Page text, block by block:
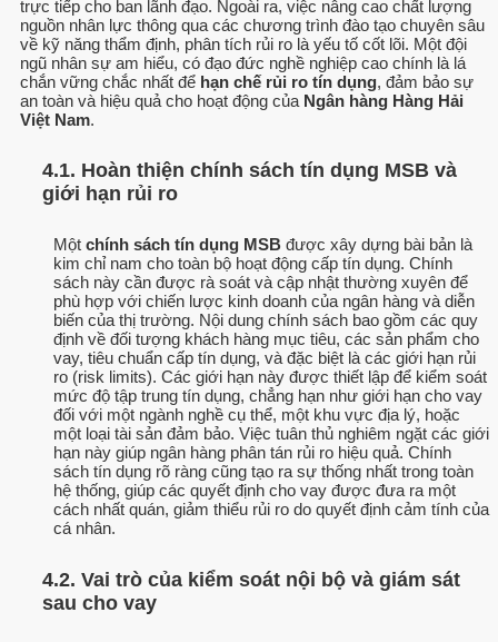
trực tiếp cho ban lãnh đạo. Ngoài ra, việc nâng cao chất lượng
nguồn nhân lực thông qua các chương trình đào tạo chuyên sâu
về kỹ năng thẩm định, phân tích rủi ro là yếu tố cốt lõi. Một đội
ngũ nhân sự am hiểu, có đạo đức nghề nghiệp cao chính là lá
chắn vững chắc nhất để hạn chế rủi ro tín dụng, đảm bảo sự
an toàn và hiệu quả cho hoạt động của Ngân hàng Hàng Hải
Việt Nam.
4.1. Hoàn thiện chính sách tín dụng MSB và
giới hạn rủi ro
Một chính sách tín dụng MSB được xây dựng bài bản là
kim chỉ nam cho toàn bộ hoạt động cấp tín dụng. Chính
sách này cần được rà soát và cập nhật thường xuyên để
phù hợp với chiến lược kinh doanh của ngân hàng và diễn
biến của thị trường. Nội dung chính sách bao gồm các quy
định về đối tượng khách hàng mục tiêu, các sản phẩm cho
vay, tiêu chuẩn cấp tín dụng, và đặc biệt là các giới hạn rủi
ro (risk limits). Các giới hạn này được thiết lập để kiểm soát
mức độ tập trung tín dụng, chẳng hạn như giới hạn cho vay
đối với một ngành nghề cụ thể, một khu vực địa lý, hoặc
một loại tài sản đảm bảo. Việc tuân thủ nghiêm ngặt các giới
hạn này giúp ngân hàng phân tán rủi ro hiệu quả. Chính
sách tín dụng rõ ràng cũng tạo ra sự thống nhất trong toàn
hệ thống, giúp các quyết định cho vay được đưa ra một
cách nhất quán, giảm thiểu rủi ro do quyết định cảm tính của
cá nhân.
4.2. Vai trò của kiểm soát nội bộ và giám sát
sau cho vay